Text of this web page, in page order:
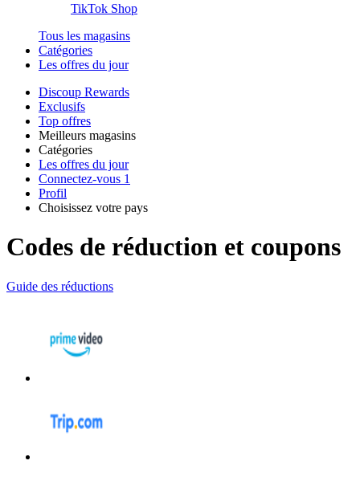
TikTok Shop
Tous les magasins
Catégories
Les offres du jour
Discoup Rewards
Exclusifs
Top offres
Meilleurs magasins
AliExpress
SHEIN
ManoMano
Catégories
et
Vêtements et
chaussures
Maison et
Jardin
Les offres du jour
Connectez-vous 1
Profil
Choisissez votre pays
States
Kingdom
Codes de réduction et coupons
Guide des réductions